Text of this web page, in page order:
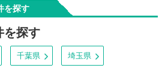
を探す
を探す
千葉県 埼玉県